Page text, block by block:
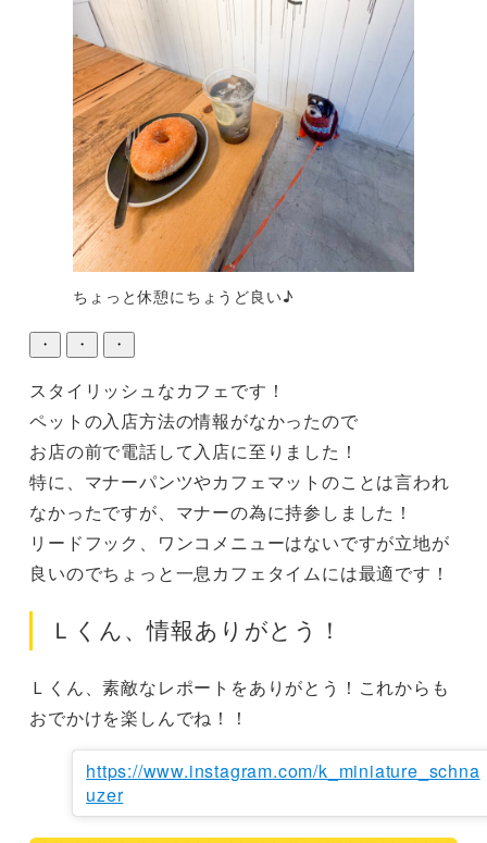
ちょっと休憩にちょうど良い♪
・ ・ ・
スタイリッシュなカフェです！
ペットの入店方法の情報がなかったので
お店の前で電話して入店に至りました！
特に、マナーパンツやカフェマットのことは言われ
なかったですが、マナーの為に持参しました！
リードフック、ワンコメニューはないですが立地が
良いのでちょっと一息カフェタイムには最適です！
Ｌくん、情報ありがとう！
Ｌくん、素敵なレポートをありがとう！これからも
おでかけを楽しんでね！！
https://www.instagram.com/k_miniature_schna
uzer